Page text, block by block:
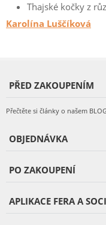
Thajské kočky z
Karolína Luščíková
PŘED ZAKOUPENÍM
Přečtěte si články o našem
OBJEDNÁVKA
PO ZAKOUPENÍ
APLIKACE FERA A